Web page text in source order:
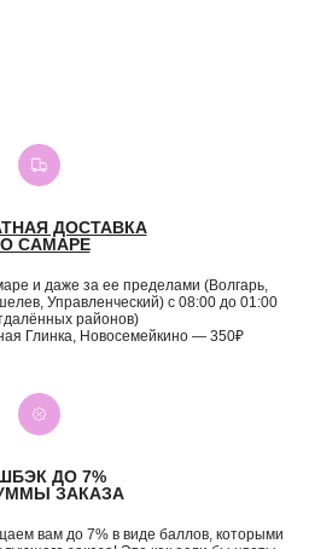
ДОСТАВКА
САМАРЕ
и даже за ее пределами (Волгарь,
Управленческий) с 08:00 до 01:00
районов)
Глинка, Новосемейкино — 350₽
ДО 7%
ЗАКАЗА
вам до 7% в виде баллов, которыми